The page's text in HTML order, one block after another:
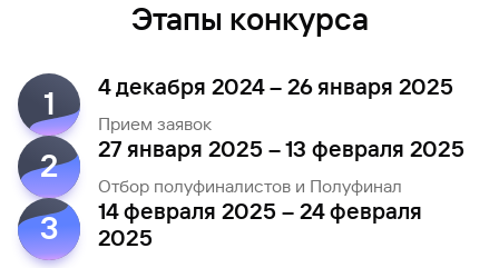
Этапы конкурса
1 4 декабря 2024 – 26 января 2025
Прием заявок
2 27 января 2025 – 13 февраля 2025
Отбор полуфиналистов и Полуфинал
3
14 февраля 2025 – 24 февраля
2025